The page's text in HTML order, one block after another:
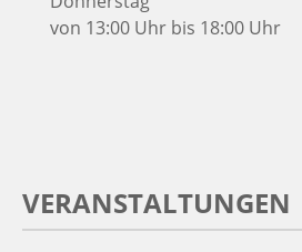
von 13:00 Uhr bis 18:00 Uhr
VERANSTALTUNGEN